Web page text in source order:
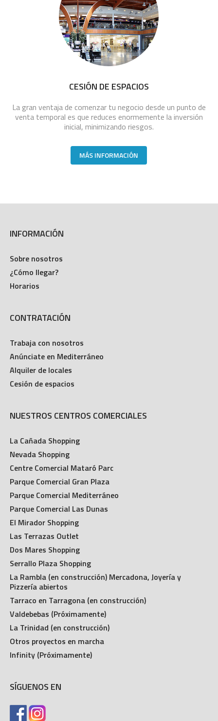
CESIÓN DE ESPACIOS
La gran ventaja de comenzar tu negocio desde un punto de
venta temporal es que reduces enormemente la inversión
inicial, minimizando riesgos.
MÁS INFORMACIÓN
INFORMACIÓN
Sobre nosotros
¿Cómo llegar?
Horarios
CONTRATACIÓN
Trabaja con nosotros
Anúnciate en Mediterráneo
Alquiler de locales
Cesión de espacios
NUESTROS CENTROS COMERCIALES
La Cañada Shopping
Nevada Shopping
Centre Comercial Mataró Parc
Parque Comercial Gran Plaza
Parque Comercial Mediterráneo
Parque Comercial Las Dunas
El Mirador Shopping
Las Terrazas Outlet
Dos Mares Shopping
Serrallo Plaza Shopping
La Rambla (en construcción) Mercadona, Joyería y
Pizzería abiertos
Tarraco en Tarragona (en construcción)
Valdebebas (Próximamente)
La Trinidad (en construcción)
Otros proyectos en marcha
Infinity (Próximamente)
SÍGUENOS EN